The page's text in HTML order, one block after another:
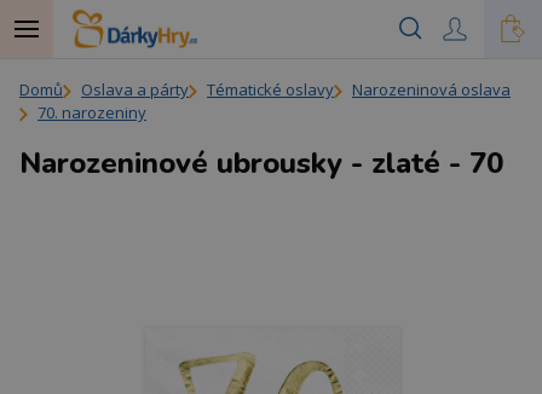
Domů Oslava a párty Tématické oslavy
Narozeninová oslava
70. narozeniny
Narozeninové ubrousky - zlaté - 70